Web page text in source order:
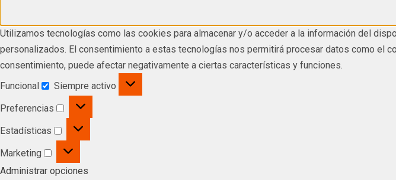
Utilizamos tecnologías como las cookies para almacenar y/o acceder a la información del
personalizados. El consentimiento a estas tecnologías nos permitirá procesar datos como el
consentimiento, puede afectar negativamente a ciertas características y funciones.
Funcional
Siempre activo
Preferencias
Estadísticas
Marketing
Administrar opciones